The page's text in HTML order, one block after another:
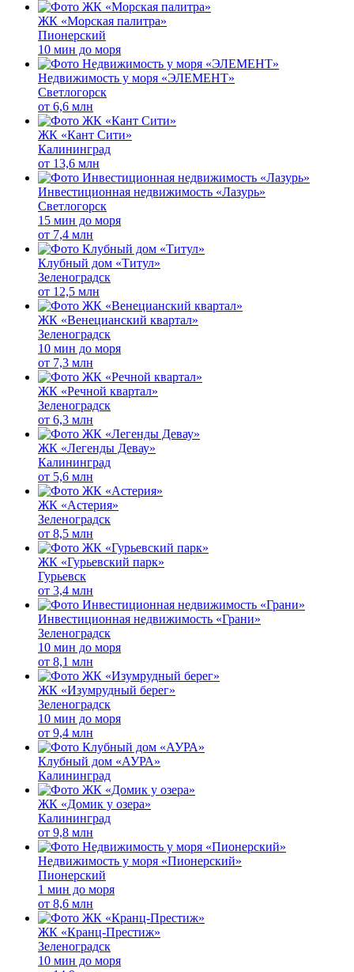
ЖК «Морская палитра»
Пионерский
10 мин до моря
Недвижимость у моря «ЭЛЕМЕНТ»
Светлогорск
от 6,6 млн
ЖК «Кант Сити»
Калининград
от 13,6 млн
Инвестиционная недвижимость «Лазурь»
Светлогорск
15 мин до моря
от 7,4 млн
Клубный дом «Титул»
Зеленоградск
от 12,5 млн
ЖК «Венецианский квартал»
Зеленоградск
10 мин до моря
от 7,3 млн
ЖК «Речной квартал»
Зеленоградск
от 6,3 млн
ЖК «Легенды Девау»
Калининград
от 5,6 млн
ЖК «Астерия»
Зеленоградск
от 8,5 млн
ЖК «Гурьевский парк»
Гурьевск
от 3,4 млн
Инвестиционная недвижимость «Грани»
Зеленоградск
10 мин до моря
от 8,1 млн
ЖК «Изумрудный берег»
Зеленоградск
10 мин до моря
от 9,4 млн
Клубный дом «АУРА»
Калининград
ЖК «Домик у озера»
Калининград
от 9,8 млн
Недвижимость у моря «Пионерский»
Пионерский
1 мин до моря
от 8,6 млн
ЖК «Кранц-Престиж»
Зеленоградск
10 мин до моря